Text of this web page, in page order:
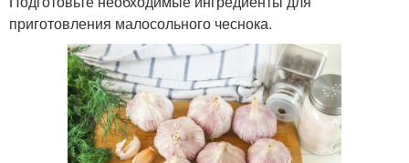
приготовления малосольного чеснока.